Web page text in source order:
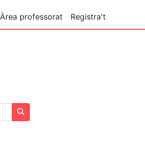
Àrea professorat Registra't
Cerca corsi